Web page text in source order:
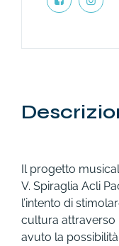
Il progetto
V. Spiraglia Acli
l’intento di
cultura attraverso
avuto la